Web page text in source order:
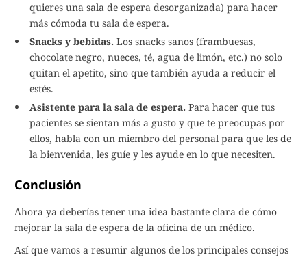
quieres una sala de espera desorganizada) para hacer
más cómoda tu sala de espera.
Snacks y bebidas. Los snacks sanos (frambuesas,
chocolate negro, nueces, té, agua de limón, etc.) no solo
quitan el apetito, sino que también ayuda a reducir el
estés.
Asistente para la sala de espera. Para hacer que tus
pacientes se sientan más a gusto y que te preocupas por
ellos, habla con un miembro del personal para que les de
la bienvenida, les guíe y les ayude en lo que necesiten.
Conclusión
Ahora ya deberías tener una idea bastante clara de cómo
mejorar la sala de espera de la oficina de un médico.
Así que vamos a resumir algunos de los principales consejos